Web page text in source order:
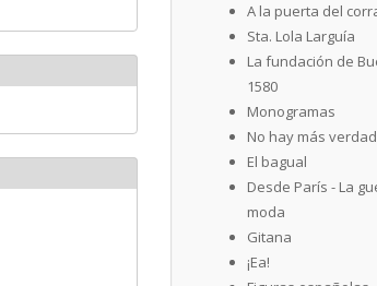
A la puerta del
Sta. Lola Larguía
La fundación de
1580
Monogramas
No hay más
El bagual
Desde París - La
moda
Gitana
¡Ea!